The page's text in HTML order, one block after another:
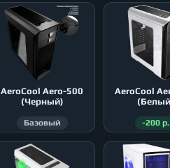
AeroСool Aero-500
(Черный)
Базовый
AeroСool
-200 р.